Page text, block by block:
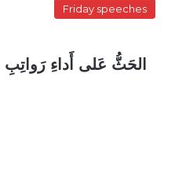
Friday speeches
الحَثُّ عَلى أَداءِ